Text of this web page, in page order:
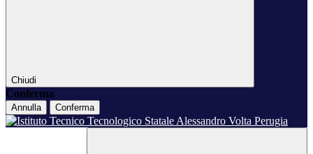
Chiudi
Conferma
Annulla Conferma